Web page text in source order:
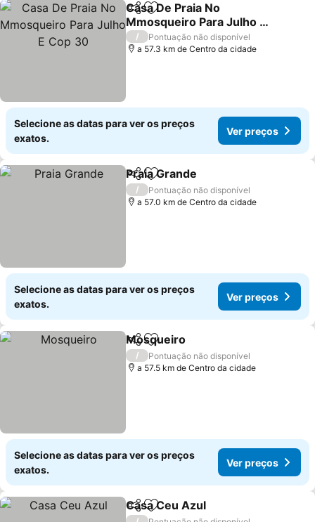
PartilharAdicionar aos favoritos
Casa De Praia No
Mmosqueiro Para Julho E
Cop 30
/
Pontuação não disponível
a 57.3 km de Centro da cidade
Selecione as datas para ver os preços
exatos.
Ver preços
PartilharAdicionar aos favoritos
Praia Grande
/
Pontuação não disponível
a 57.0 km de Centro da cidade
Selecione as datas para ver os preços
exatos.
Ver preços
PartilharAdicionar aos favoritos
Mosqueiro
/
Pontuação não disponível
a 57.5 km de Centro da cidade
Selecione as datas para ver os preços
exatos.
Ver preços
PartilharAdicionar aos favoritos
Casa Ceu Azul